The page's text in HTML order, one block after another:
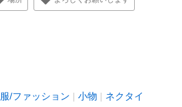
服/ファッション 小物 ネクタイ